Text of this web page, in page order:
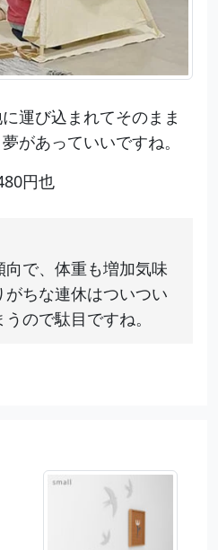
運び込まれてそのまま
があっていいですね。
円也
で、体重も増加気味
ちな連休はついつい
ので駄目ですね。